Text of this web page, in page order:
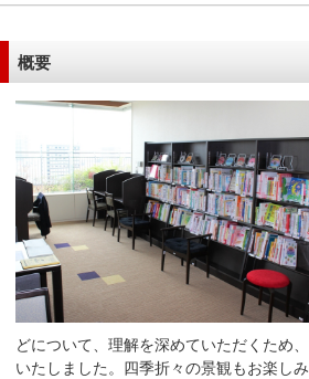
ダ
メ
ニ
ー
へ
移
動
し
ま
す
通
定
す。
設
す。
ー
で
す。
ー
で
す。
す。
す。
す。
す。
本
文
す。
概要
どについて、理解を深めていただくため
いたしました。四季折々の景観もお楽しみ